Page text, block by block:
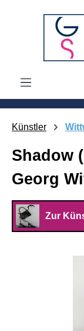
springen
Künstler
Shadow
Georg
Zur